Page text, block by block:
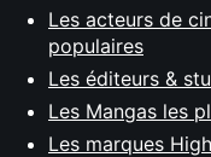
Les acteurs de
populaires
Les éditeurs &
Les Mangas les
Les marques